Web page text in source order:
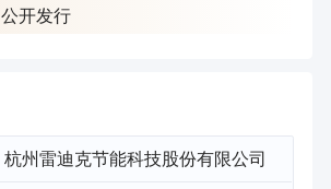
公开发行
杭州雷迪克节能科技股份有限公司